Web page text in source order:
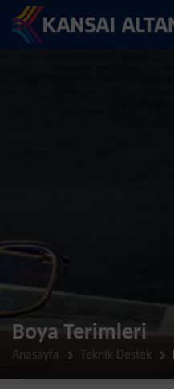
Boya Terimleri
Anasayfa Teknik Destek